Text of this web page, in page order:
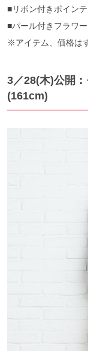
■リボン付きポイン
■パール付きフラワ
※アイテム、価格は
3／28(木)公開
(161cm)